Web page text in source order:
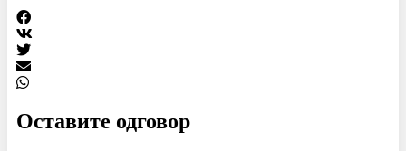
Оставите одговор